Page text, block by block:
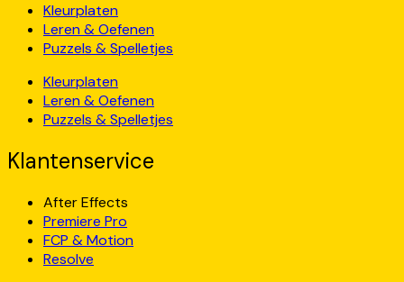
Kleurplaten
Leren & Oefenen
Puzzels & Spelletjes
Kleurplaten
Leren & Oefenen
Puzzels & Spelletjes
Klantenservice
After Effects
Premiere Pro
FCP & Motion
Resolve